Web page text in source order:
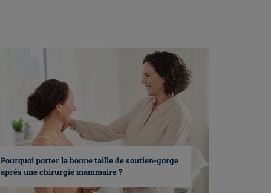
Pourquoi porter la bonne taille de soutien-gorge
après une chirurgie mammaire ?